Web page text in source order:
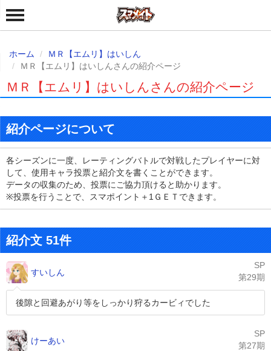
ホーム
ＭＲ【エムリ】はいしん
ＭＲ【エムリ】はいしんさんの紹介ページ
ＭＲ【エムリ】はいしんさんの紹介ページ
紹介ページについて
各シーズンに一度、レーティングバトルで対戦したプレイヤーに対
して、使用キャラ投票と紹介文を書くことができます。
データの収集のため、投票にご協力頂けると助かります。
※投票を行うことで、スマポイント＋1ＧＥＴできます。
紹介文 51件
すいしん
SP
第29期
後隙と回避あがり等をしっかり狩るカービィでした
けーあい
SP
第27期